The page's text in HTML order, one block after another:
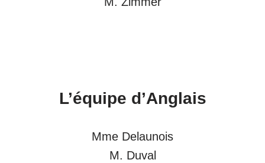
L’équipe d’Anglais
Mme Delaunois
M. Duval